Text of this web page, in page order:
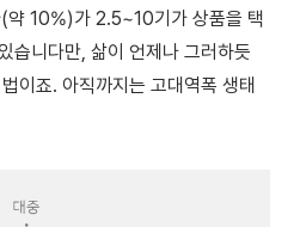
약 10%)가 2.5~10기가 상품을 택
습니다만, 삶이 언제나 그러하듯
이죠. 아직까지는 고대역폭 생태